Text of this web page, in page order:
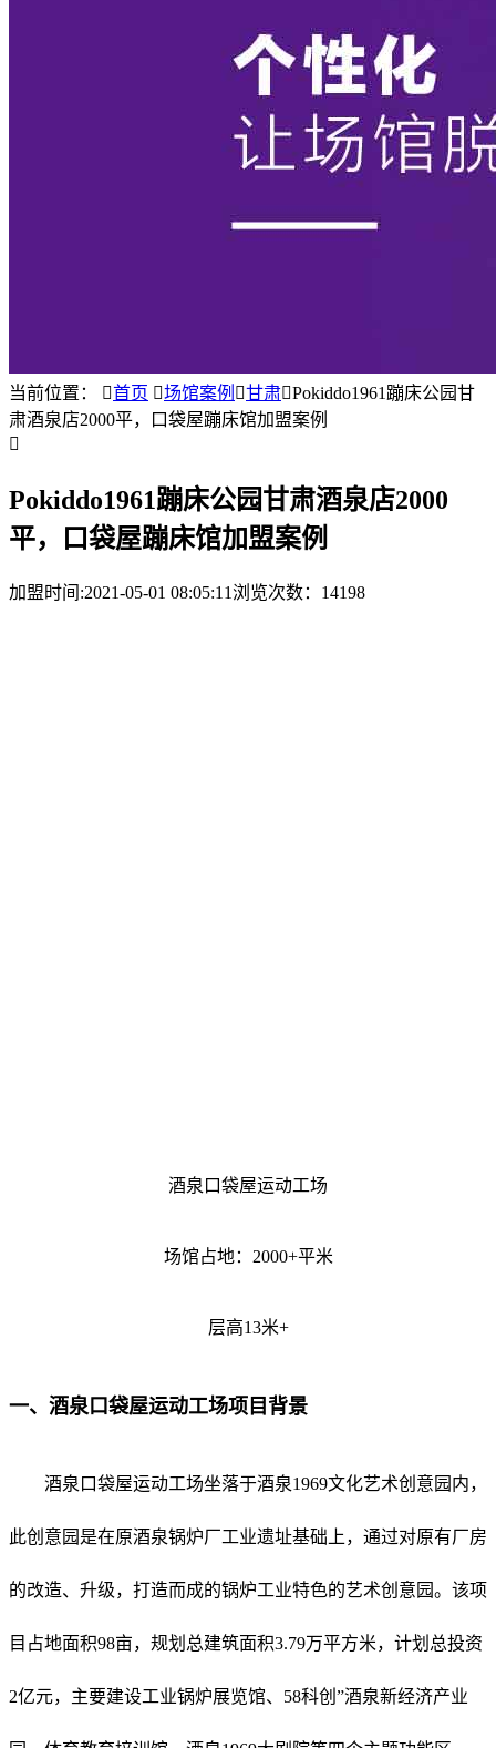
当前位置： 首页 场馆案例 甘肃Pokiddo1961蹦床公园甘
肃酒泉店2000平，口袋屋蹦床馆加盟案例

Pokiddo1961蹦床公园甘肃酒泉店2000
平，口袋屋蹦床馆加盟案例
加盟时间:2021-05-01 08:05:11 浏览次数：14198
酒泉口袋屋运动工场
场馆占地：2000+平米
层高13米+
一、酒泉口袋屋运动工场项目背景
酒泉口袋屋运动工场坐落于酒泉1969文化艺术创意园内，
此创意园是在原酒泉锅炉厂工业遗址基础上，通过对原有厂房
的改造、升级，打造而成的锅炉工业特色的艺术创意园。该项
目占地面积98亩，规划总建筑面积3.79万平方米，计划总投资
2亿元，主要建设工业锅炉展览馆、58科创”酒泉新经济产业